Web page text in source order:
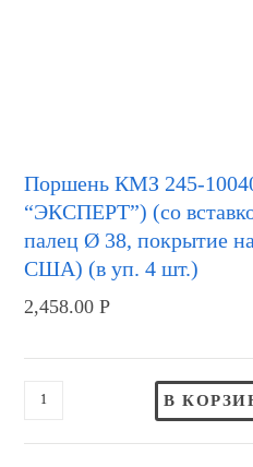
Поршень КМЗ 245-
“ЭКСПЕРТ”) (со
палец Ø 38, покрытие
США) (в уп. 4 шт.)
2,458.00Р
В